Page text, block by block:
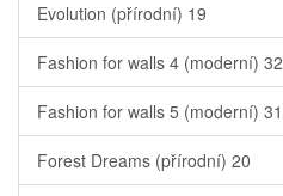
Evolution (přírodní) 19
Fashion for walls 4 (moderní) 32
Fashion for walls 5 (moderní) 31
Forest Dreams (přírodní) 20